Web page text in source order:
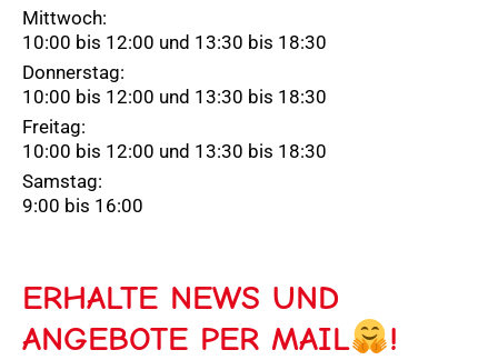
Mittwoch:
10:00 bis 12:00 und 13:30 bis 18:30
Donnerstag:
10:00 bis 12:00 und 13:30 bis 18:30
Freitag:
10:00 bis 12:00 und 13:30 bis 18:30
Samstag:
9:00 bis 16:00
ERHALTE NEWS UND
ANGEBOTE PER MAIL
!